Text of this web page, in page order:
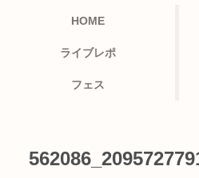
HOME
ライブレポ
フェス